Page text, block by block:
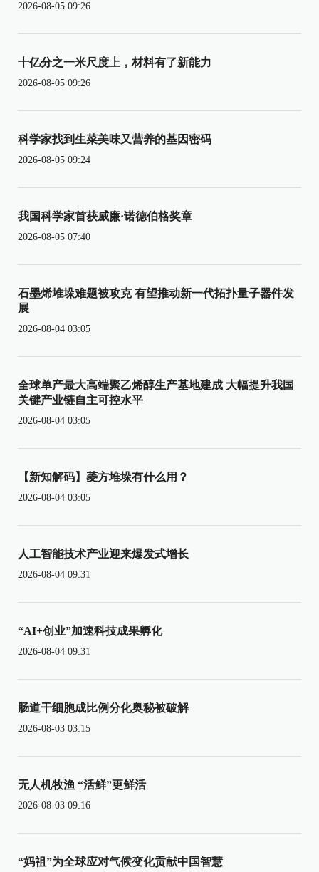
2026-08-05 09:26
十亿分之一米尺度上，材料有了新能力
2026-08-05 09:26
科学家找到生菜美味又营养的基因密码
2026-08-05 09:24
我国科学家首获威廉·诺德伯格奖章
2026-08-05 07:40
石墨烯堆垛难题被攻克 有望推动新一代拓扑量子器件发
展
2026-08-04 03:05
全球单产最大高端聚乙烯醇生产基地建成 大幅提升我国
关键产业链自主可控水平
2026-08-04 03:05
【新知解码】菱方堆垛有什么用？
2026-08-04 03:05
人工智能技术产业迎来爆发式增长
2026-08-04 09:31
“AI+创业”加速科技成果孵化
2026-08-04 09:31
肠道干细胞成比例分化奥秘被破解
2026-08-03 03:15
无人机牧渔 “活鲜”更鲜活
2026-08-03 09:16
“妈祖”为全球应对气候变化贡献中国智慧